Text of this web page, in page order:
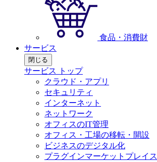
食品・消費財
サービス
閉じる
サービス トップ
クラウド・アプリ
セキュリティ
インターネット
ネットワーク
オフィスのIT管理
オフィス・工場の移転・開設
ビジネスのデジタル化
プラグインマーケットプレイス